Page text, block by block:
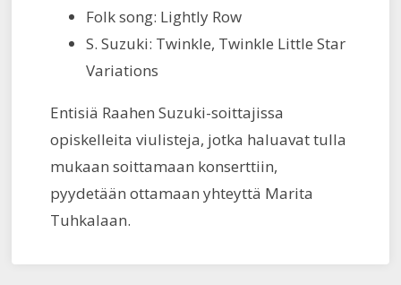
Folk song: Lightly Row
S. Suzuki: Twinkle, Twinkle Little Star
Variations
Entisiä Raahen Suzuki-soittajissa
opiskelleita viulisteja, jotka haluavat tulla
mukaan soittamaan konserttiin,
pyydetään ottamaan yhteyttä Marita
Tuhkalaan.